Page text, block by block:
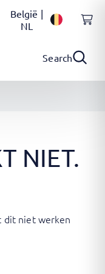
België |
NL
Search
NIET.
dit niet werken